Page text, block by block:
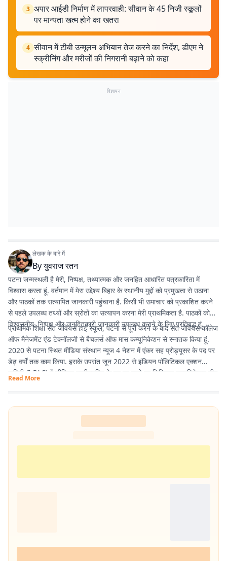
3 अपार आईडी निर्माण में लापरवाही: सीवान के 45 निजी स्कूलों
पर मान्यता खत्म होने का खतरा
4 सीवान में टीबी उन्मूलन अभियान तेज करने का निर्देश, डीएम ने
स्क्रीनिंग और मरीजों की निगरानी बढ़ाने को कहा
विज्ञापन
लेखक के बारे में
Byयुवराज रतन
पटना जन्मस्थली है मेरी, निष्पक्ष, तथ्यात्मक और जनहित आधारित पत्रकारिता में
विश्वास करता हूं. वर्तमान में मेरा उद्देश्य बिहार के स्थानीय मुद्दों को प्रमुखता से उठाना
और पाठकों तक सत्यापित जानकारी पहुंचाना है. किसी भी समाचार को प्रकाशित करने
से पहले उपलब्ध तथ्यों और स्रोतों का सत्यापन करना मेरी प्राथमिकता है. पाठकों को
विश्वसनीय, निष्पक्ष और जनहितकारी जानकारी उपलब्ध कराने के लिए प्रतिबद्ध हूं.
प्राथमिक शिक्षा संत जेवियर्स हाई स्कूल, पटना से पूरी करने के बाद संत जेवियर्स कॉलेज
ऑफ मैनेजमेंट एंड टेक्नॉलजी से बैचलर्स ऑफ मास कम्यूनिकेशन से स्नातक किया हूं.
2020 से पटना स्थित मीडिया संस्थान न्यूज 4 नेशन में एंकर सह प्रोड्यूसर के पद पर
डेढ़ वर्षों तक काम किया. इसके उपरांत जून 2022 से इंडियन पॉलिटिकल एक्शन
कमिटी (I-PAC) में सीनियर एग्जीक्यूटिव के पद पर रहते हुए डिजिटल कम्यूनिकेशन टीम
में कार्य करने का मौका मिला. वर्तमान में प्रभात खबर में कंटेंट राइटर के पद पर हूं इसके
माध्यम से नागरिकों के पास तथ्यात्मक और सही सूचनाएँ, खबर और अपडेट देने का कार्य
कर रहा हूं.
Read More